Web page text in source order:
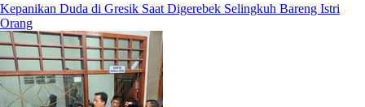
Kepanikan Duda di Gresik Saat Digerebek Selingkuh Bareng Istri
Orang